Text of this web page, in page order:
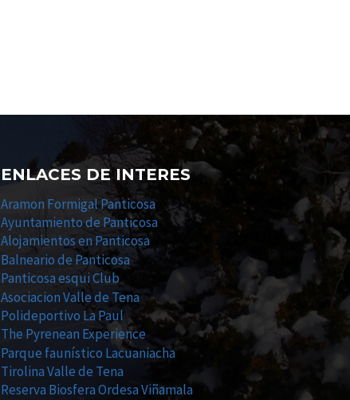
ENLACES DE INTERES
Aramon Formigal Panticosa
Ayuntamiento de Panticosa
Alojamientos en Panticosa
Balneario de Panticosa
Panticosa esqui Club
Asociacion Valle de Tena
Polideportivo La Paul
The Pyrenean Experience
Parque faunístico Lacuaniacha
Tirolina Valle de Tena
Reserva Biosfera Ordesa Viñamala